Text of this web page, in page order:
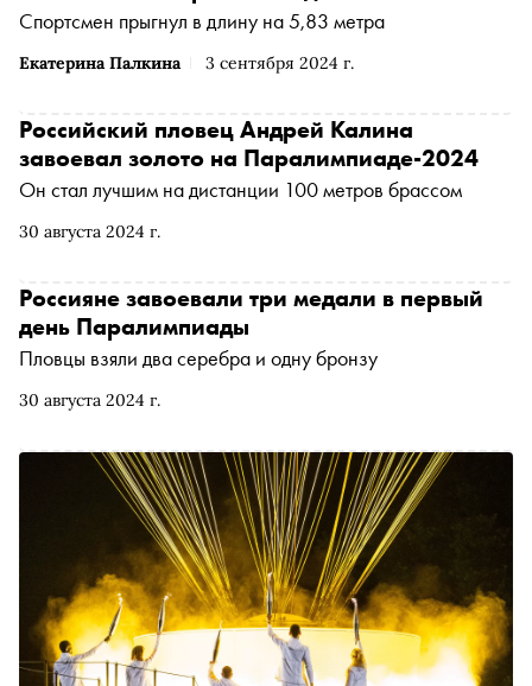
Екатерина Палкина 3 сентября 2024 г.
Спортсмен прыгнул в длину на 5,83 метра
30 августа 2024 г.
Российский пловец Андрей Калина
завоевал золото на Паралимпиаде-2024
Он стал лучшим на дистанции 100 метров брассом
30 августа 2024 г.
Россияне завоевали три медали в первый
день Паралимпиады
Пловцы взяли два серебра и одну бронзу